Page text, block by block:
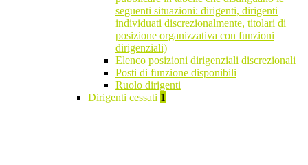
seguenti situazioni: dirigenti, dirigenti
individuati discrezionalmente, titolari di
posizione organizzativa con funzioni
dirigenziali)
Elenco posizioni dirigenziali discrezionali
Posti di funzione disponibili
Ruolo dirigenti
Dirigenti cessati 1